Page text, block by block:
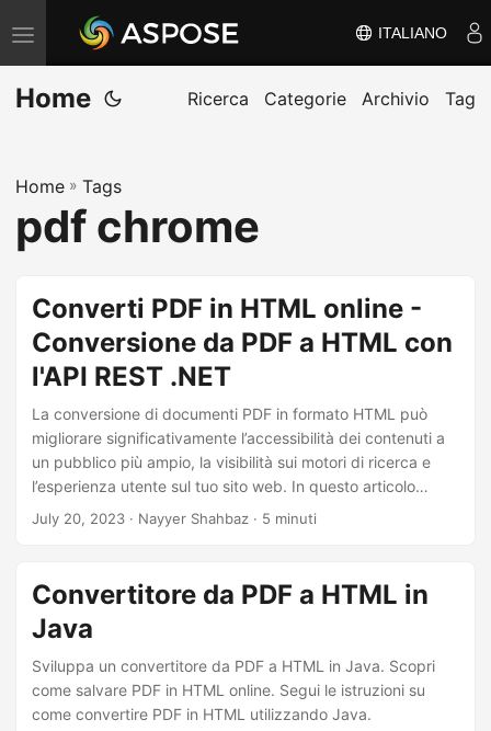
V
ä
x
n
a
v
ITALIANO
Home Ricerca Categorie Archivio Tag
Home » Tags
pdf chrome
Converti PDF in HTML online -
Conversione da PDF a HTML con
l'API REST .NET
La conversione di documenti PDF in formato HTML può
migliorare significativamente l’accessibilità dei contenuti a
un pubblico più ampio, la visibilità sui motori di ricerca e
l’esperienza utente sul tuo sito web. In questo articolo
esploreremo come sviluppare in modo efficiente un
necessari su come visualizzare PDF in HTML e ottimizzare i
contenuti del tuo sito web per ottenere il massimo impatto.
Immergiamoci e rendiamo i tuoi contenuti PDF più dinamici
July 20, 2023 · Nayyer Shahbaz · 5 minuti
Convertitore da PDF a HTML in
Java
Sviluppa un convertitore da PDF a HTML in Java. Scopri
come salvare PDF in HTML online. Segui le istruzioni su
come convertire PDF in HTML utilizzando Java.